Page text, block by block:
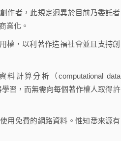
作者，此規定迥異於目前乃委託者
業化。
權，以利著作造福社會並且支持創
計算分析（computational data
習，而無需向每個著作權人取得許
用免費的網路資料。惟知悉來源有